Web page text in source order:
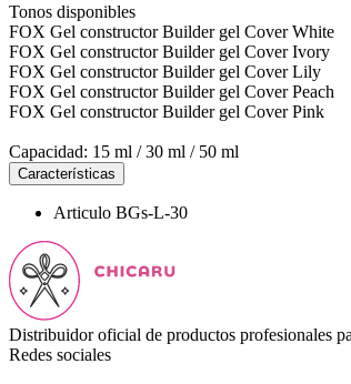
Tonos disponibles
FOX Gel constructor Builder gel Cover White
FOX Gel constructor Builder gel Cover Ivory
FOX Gel constructor Builder gel Cover Lily
FOX Gel constructor Builder gel Cover Peach
FOX Gel constructor Builder gel Cover Pink
Capacidad: 15 ml / 30 ml / 50 ml
Características
Articulo BGs-L-30
Distribuidor oficial de productos profesionales
Redes sociales